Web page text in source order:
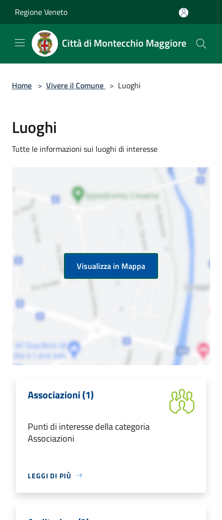
Regione Veneto
Città di Montecchio Maggiore
Home > Vivere il Comune > Luoghi
Luoghi
Tutte le informazioni sui luoghi di interesse
Visualizza in Mappa
Associazioni (1)
Punti di interesse della categoria
Associazioni
LEGGI DI PIÙ